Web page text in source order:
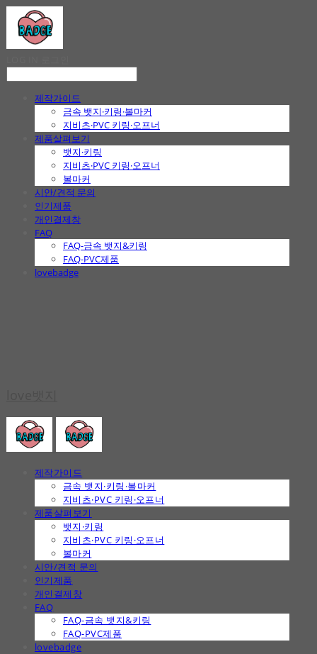
제작가이드
금속 뱃지·키링·볼마커
지비츠·PVC 키링·오프너
제품살펴보기
뱃지·키링
지비츠·PVC 키링·오프너
볼마커
시안/견적 문의
인기제품
개인결제창
FAQ
FAQ-금속 뱃지&키링
FAQ-PVC제품
lovebadge
제작가이드
금속 뱃지·키링·볼마커
지비츠·PVC 키링·오프너
제품살펴보기
뱃지·키링
지비츠·PVC 키링·오프너
볼마커
시안/견적 문의
인기제품
개인결제창
FAQ
FAQ-금속 뱃지&키링
FAQ-PVC제품
lovebadge